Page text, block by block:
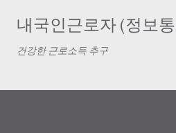
기본 콘텐츠로
내국인근로자 (정보
건강한 근로소득 추구